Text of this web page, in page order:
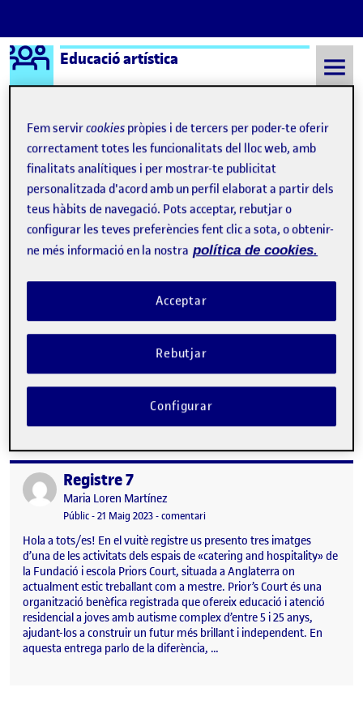
Saltar al contingut
Logo Ágora
Educació artística
Semestre 20222 - Aula 1 21 Maig, 2023
21 Maig, 2023
Publicat perRegistre 7, La Festa Major
Visibilitat:
Públic-Data de publicació
21 Maig 2023-comentariel Registre 7, La Festa Major
Bona tarda a tos i totes! En aquest registre 7 us faré 5 cèntims de
Major és una setmana màgica, es respira la felicitat a l’ambient,
omplint d’alegria els carrers del nostre poble. Els carrers es
vesteixen de gala, el concurs de balcons en té tota la culpa, es fa
cada any, i, així i tot, mai deixa…
Publicat perRegistre 7
Publicat per
Maria Loren Martínez
Visibilitat:
Públic-Data de publicació
21 Maig 2023-comentariel Registre 7
Hola a tots/es! En el vuitè registre us presento tres imatges
d’una de les activitats dels espais de «catering and hospitality» de
la Fundació i escola Priors Court, situada a Anglaterra on
actualment estic treballant com a mestre. Prior’s Court és una
organització benèfica registrada que ofereix educació i atenció
residencial a joves amb autisme complex d’entre 5 i 25 anys,
ajudant-los a construir un futur més brillant i independent. En
aquesta entrega parlo de la diferència, …
Fem servircookies pròpies i de tercers per poder-te oferir
correctament totes les funcionalitats del lloc web, amb
finalitats analítiques i per mostrar-te publicitat
personalitzada d'acord amb un perfil elaborat a partir dels
teus hàbits de navegació. Pots acceptar, rebutjar o
configurar les teves preferències fent clic a sota, o obtenir-
ne més informació en la nostra política de cookies.
Rebutjar
Acceptar
Configurar